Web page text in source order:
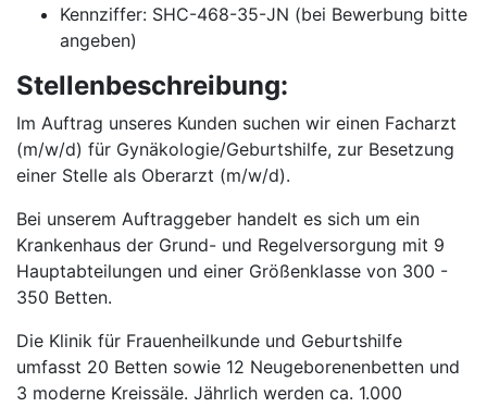
Kennziffer: SHC-468-35-JN (bei Bewerbung bitte
angeben)
Stellenbeschreibung:
Im Auftrag unseres Kunden suchen wir einen Facharzt
(m/w/d) für Gynäkologie/Geburtshilfe, zur Besetzung
einer Stelle als Oberarzt (m/w/d).
Bei unserem Auftraggeber handelt es sich um ein
Krankenhaus der Grund- und Regelversorgung mit 9
Hauptabteilungen und einer Größenklasse von 300 -
350 Betten.
Die Klinik für Frauenheilkunde und Geburtshilfe
umfasst 20 Betten sowie 12 Neugeborenenbetten und
3 moderne Kreissäle. Jährlich werden ca. 1.000